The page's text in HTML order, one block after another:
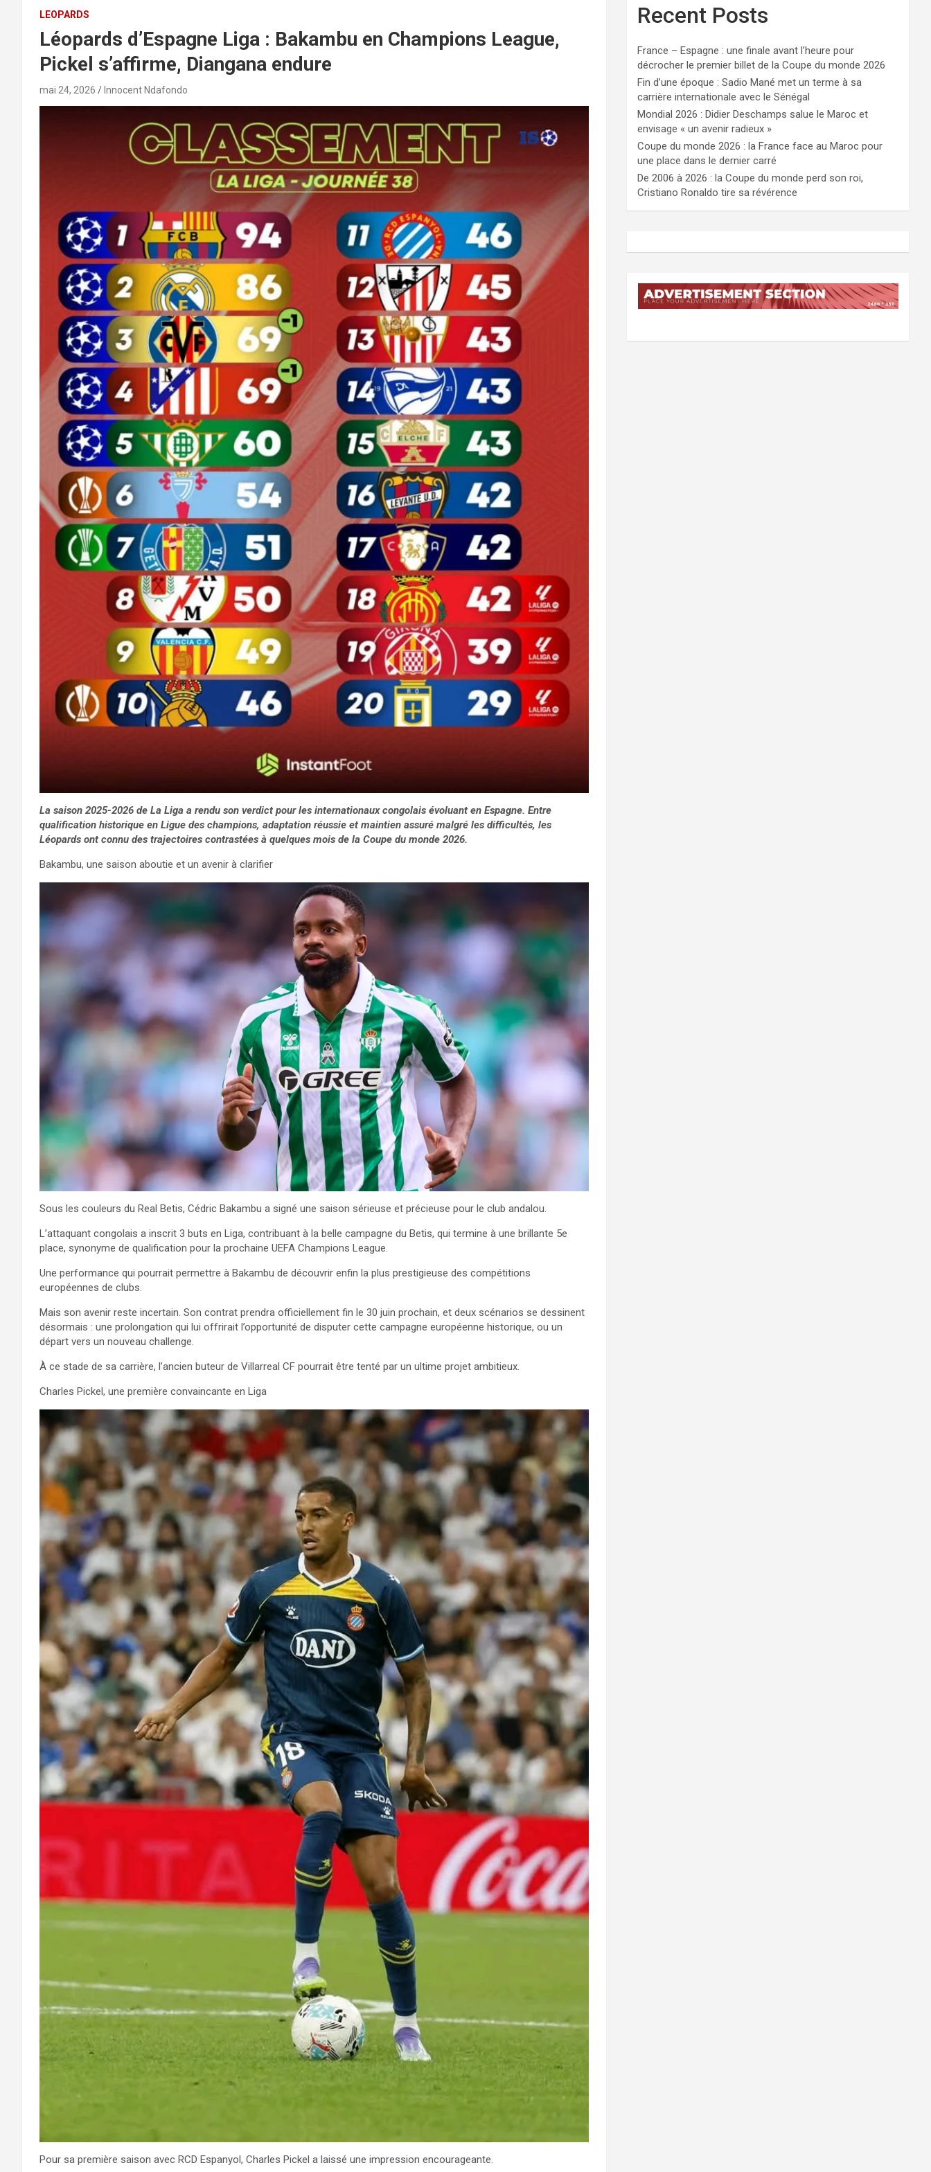
LEOPARDS
Léopards d’Espagne Liga : Bakambu en Champions League,
Pickel s’affirme, Diangana endure
mai 24, 2026 Innocent Ndafondo
La saison 2025-2026 de La Liga a rendu son verdict pour les internationaux congolais évoluant en Espagne. Entre
qualification historique en Ligue des champions, adaptation réussie et maintien assuré malgré les difficultés, les
Léopards ont connu des trajectoires contrastées à quelques mois de la Coupe du monde 2026.
Bakambu, une saison aboutie et un avenir à clarifier
Sous les couleurs du Real Betis, Cédric Bakambu a signé une saison sérieuse et précieuse pour le club andalou.
L’attaquant congolais a inscrit 3 buts en Liga, contribuant à la belle campagne du Betis, qui termine à une brillante 5e
place, synonyme de qualification pour la prochaine UEFA Champions League.
Une performance qui pourrait permettre à Bakambu de découvrir enfin la plus prestigieuse des compétitions
européennes de clubs.
Mais son avenir reste incertain. Son contrat prendra officiellement fin le 30 juin prochain, et deux scénarios se dessinent
désormais : une prolongation qui lui offrirait l’opportunité de disputer cette campagne européenne historique, ou un
départ vers un nouveau challenge.
À ce stade de sa carrière, l’ancien buteur de Villarreal CF pourrait être tenté par un ultime projet ambitieux.
Charles Pickel, une première convaincante en Liga
Pour sa première saison avec RCD Espanyol, Charles Pickel a laissé une impression encourageante.
Recent Posts
France – Espagne : une finale avant l’heure pour
décrocher le premier billet de la Coupe du monde 2026
Fin d’une époque : Sadio Mané met un terme à sa
carrière internationale avec le Sénégal
Mondial 2026 : Didier Deschamps salue le Maroc et
envisage « un avenir radieux »
Coupe du monde 2026 : la France face au Maroc pour
une place dans le dernier carré
De 2006 à 2026 : la Coupe du monde perd son roi,
Cristiano Ronaldo tire sa révérence